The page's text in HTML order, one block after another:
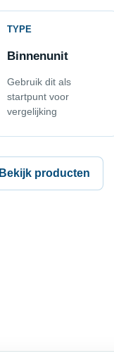
TYPE
Binnenunit
Gebruik dit als
startpunt voor
vergelijking
Bekijk producten